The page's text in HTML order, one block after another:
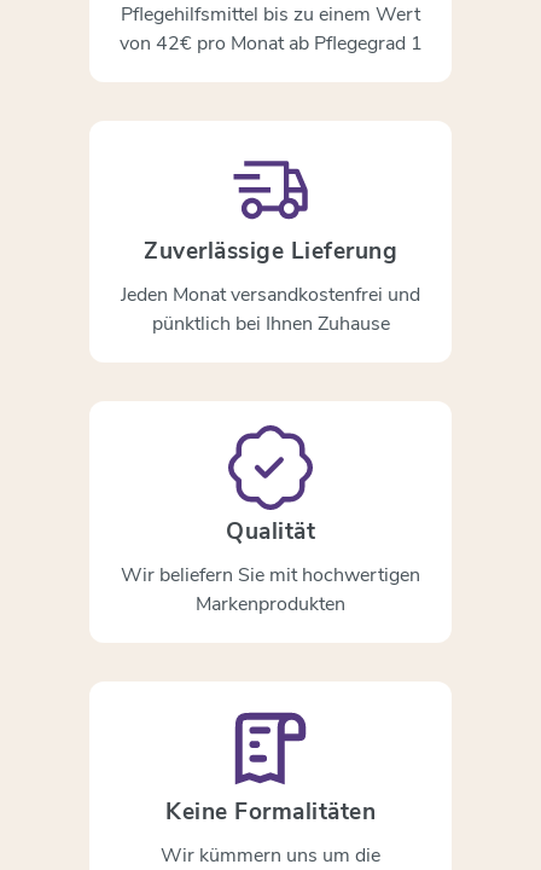
Pflegehilfsmittel bis zu einem Wert
von 42€ pro Monat ab Pflegegrad 1
Zuverlässige Lieferung
Jeden Monat versandkostenfrei und
pünktlich bei Ihnen Zuhause
Qualität
Wir beliefern Sie mit hochwertigen
Markenprodukten
Keine Formalitäten
Wir kümmern uns um die